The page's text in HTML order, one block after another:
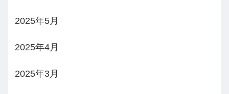
2025年5月
2025年4月
2025年3月